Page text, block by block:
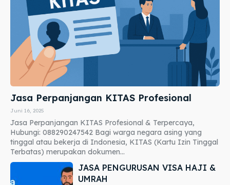
Jasa Perpanjangan KITAS Profesional
Juni 16, 2025
Jasa Perpanjangan KITAS Profesional & Terpercaya,
Hubungi: 088290247542 Bagi warga negara asing yang
tinggal atau bekerja di Indonesia, KITAS (Kartu Izin Tinggal
Terbatas) merupakan dokumen...
JASA PENGURUSAN VISA HAJI &
UMRAH